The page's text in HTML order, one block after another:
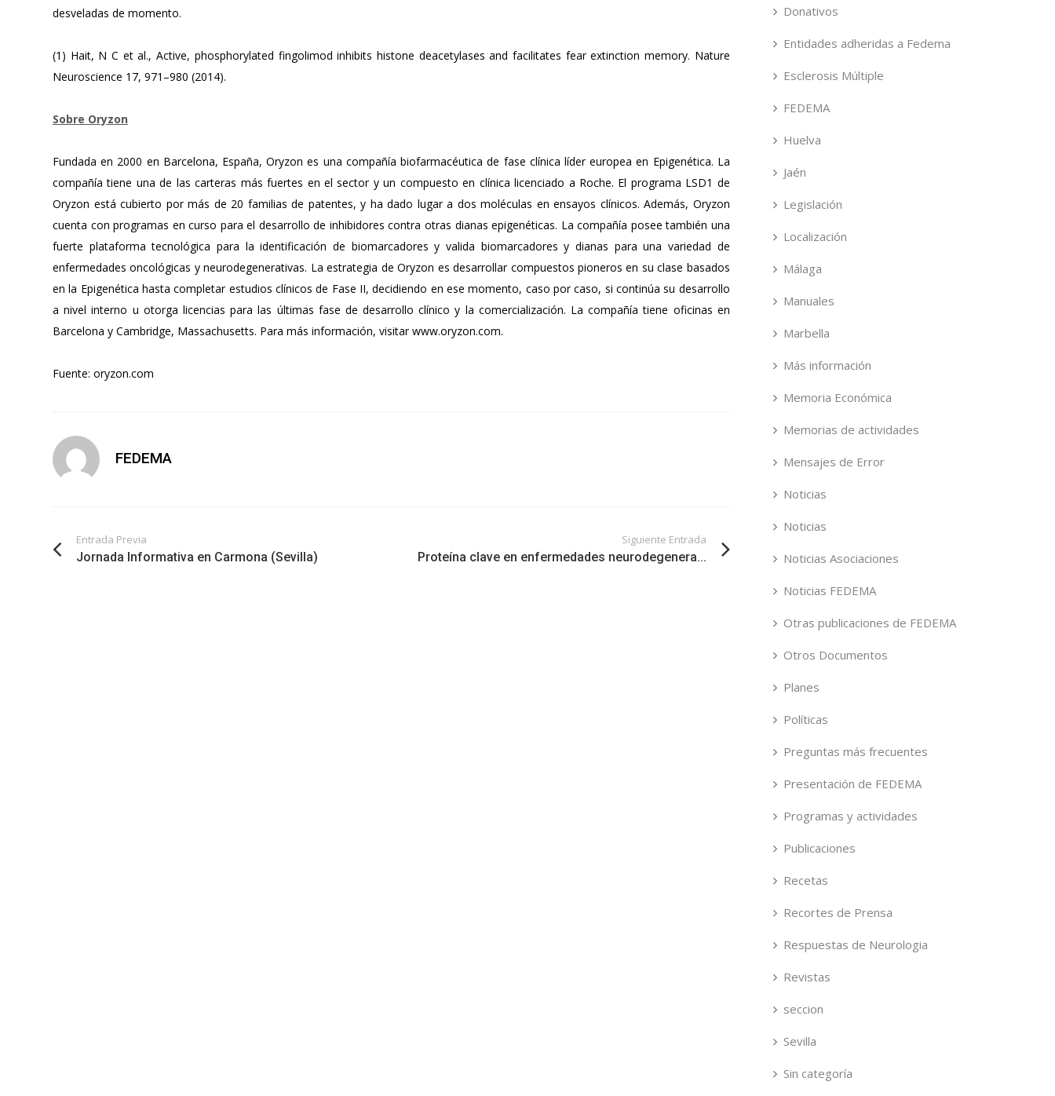
desveladas de momento.
(1) Hait, N C et al., Active, phosphorylated fingolimod inhibits histone deacetylases and facilitates fear extinction memory. Nature
Neuroscience 17, 971–980 (2014).
Sobre Oryzon
Fundada en 2000 en Barcelona, España, Oryzon es una compañía biofarmacéutica de fase clínica líder europea en Epigenética. La
compañía tiene una de las carteras más fuertes en el sector y un compuesto en clínica licenciado a Roche. El programa LSD1 de
Oryzon está cubierto por más de 20 familias de patentes, y ha dado lugar a dos moléculas en ensayos clínicos. Además, Oryzon
cuenta con programas en curso para el desarrollo de inhibidores contra otras dianas epigenéticas. La compañía posee también una
fuerte plataforma tecnológica para la identificación de biomarcadores y valida biomarcadores y dianas para una variedad de
enfermedades oncológicas y neurodegenerativas. La estrategia de Oryzon es desarrollar compuestos pioneros en su clase basados
en la Epigenética hasta completar estudios clínicos de Fase II, decidiendo en ese momento, caso por caso, si continúa su desarrollo
a nivel interno u otorga licencias para las últimas fase de desarrollo clínico y la comercialización. La compañía tiene oficinas en
Barcelona y Cambridge, Massachusetts. Para más información, visitar www.oryzon.com.
Fuente: oryzon.com
FEDEMA
Entrada Previa
Jornada Informativa en Carmona (Sevilla)
Siguiente Entrada
Proteína clave en enfermedades neurodegenera...
Donativos
Entidades adheridas a Fedema
Esclerosis Múltiple
FEDEMA
Huelva
Jaén
Legislación
Localización
Málaga
Manuales
Marbella
Más información
Memoria Económica
Memorias de actividades
Mensajes de Error
Noticias
Noticias
Noticias Asociaciones
Noticias FEDEMA
Otras publicaciones de FEDEMA
Otros Documentos
Planes
Políticas
Preguntas más frecuentes
Presentación de FEDEMA
Programas y actividades
Publicaciones
Recetas
Recortes de Prensa
Respuestas de Neurologia
Revistas
seccion
Sevilla
Sin categoría